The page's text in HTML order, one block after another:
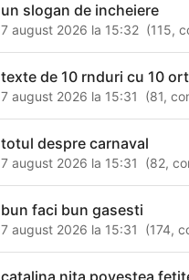
un slogan de incheiere
7 august 2026 la 15:32 (115,
texte de 10 rnduri cu 10
7 august 2026 la 15:31 (81,
totul despre carnaval
7 august 2026 la 15:31 (82,
bun faci bun gasesti
7 august 2026 la 15:31 (174,
catalina nita povestea